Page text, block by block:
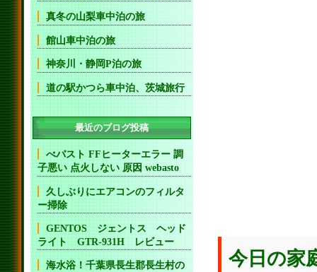
今日の家
真冬の山梨車中泊の旅
館山車中泊の旅
神奈川・静岡P泊の旅
道の駅かつら車中泊、茨城旅行
最近のブログ投稿
べバスト FFヒーターエラー 調
子悪い 点火しない 原因 webasto
久しぶりにエアコンのフィルタ
ー掃除
GENTOS ジェントス ヘッド
ライト GTR-931H レビュー
海水浴！千葉県長生郡長生村の